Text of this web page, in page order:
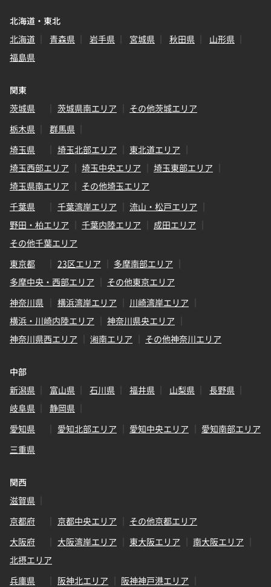
北海道・東北
北海道
青森県 岩手県 宮城県 秋田県
山形県
福島県
関東
茨城県
茨城県南エリア
その他茨城エリア
栃木県
群馬県
埼玉県
埼玉北部エリア
東北道エリア
埼玉西部エリア
埼玉中央エリア
埼玉東部エリア
埼玉県南エリア
その他埼玉エリア
千葉県
千葉湾岸エリア
流山・松戸エリア
野田・柏エリア
千葉内陸エリア
成田エリア
その他千葉エリア
東京都
23区エリア
多摩南部エリア
多摩中央・西部エリア
その他東京エリア
神奈川県
横浜湾岸エリア
川崎湾岸エリア
横浜・川崎内陸エリア
神奈川県央エリア
神奈川県西エリア
湘南エリア その他神奈川エリア
中部
新潟県
富山県 石川県 福井県 山梨県
長野県
岐阜県
静岡県
愛知県
愛知北部エリア 愛知中央エリア
愛知南部エリア
三重県
関西
滋賀県
京都府
京都中央エリア
その他京都エリア
大阪府
大阪湾岸エリア 東大阪エリア
南大阪エリア
北摂エリア
兵庫県
阪神北エリア
阪神神戸港エリア